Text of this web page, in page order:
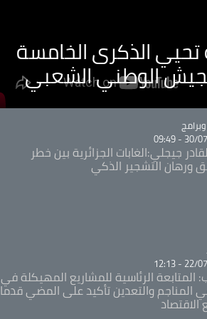
تحيي الذكرى الخامسة
الوطني الشعبي
30/07/
جيجلي:الغابات الجزائرية بين خطر
ورهان التشجير الذكي
22/07/
المتابعة الرئاسية للمشاريع المهيكلة في
المناجم والتعدين تأكيد على المضي قدما
الاقتصاد